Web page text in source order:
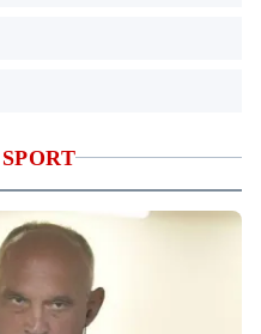
SPORT